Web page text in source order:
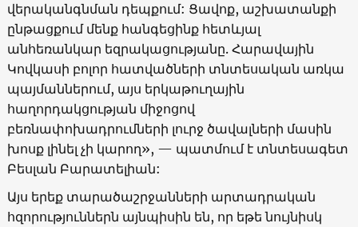
վերականգնման դեպքում: Ցավոք, աշխատանքի
ընթացքում մենք հանգեցինք հետևյալ
անհեռանկար եզրակացությանը. Հարավային
Կովկասի բոլոր հատվածների տնտեսական առկա
պայմաններում, այս երկաթուղային
հաղորդակցության միջոցով
բեռնափոխադրումների լուրջ ծավալների մասին
խոսք լինել չի կարող», — պատմում է տնտեսագետ
Բեսլան Բարատելիան:
Այս երեք տարածաշրջանների արտադրական
հզորություններն այնպիսին են, որ եթե նույնիսկ